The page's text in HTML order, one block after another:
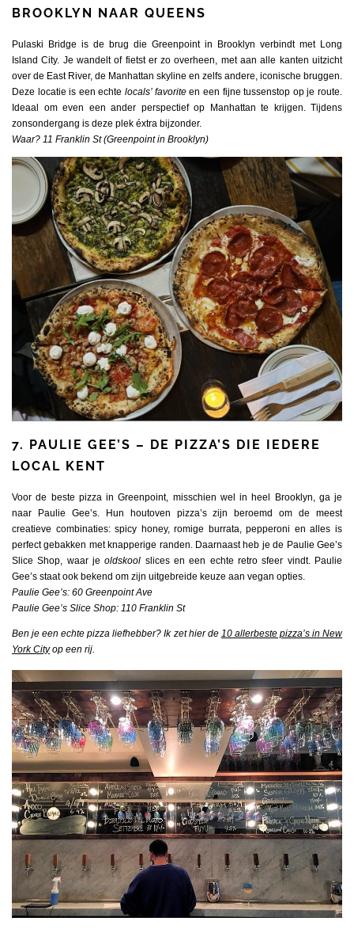
BROOKLYN NAAR QUEENS
Pulaski Bridge is de brug die Greenpoint in Brooklyn verbindt met Long
Island City. Je wandelt of fietst er zo overheen, met aan alle kanten uitzicht
over de East River, de Manhattan skyline en zelfs andere, iconische bruggen.
Deze locatie is een echtelocals’ favoriteen een fijne tussenstop op je route.
Ideaal om even een ander perspectief op Manhattan te krijgen. Tijdens
zonsondergang is deze plek éxtra bijzonder.
Waar? 11 Franklin St (Greenpoint in Brooklyn)
7. PAULIE GEE’S – DE PIZZA’S DIE IEDERE
LOCAL KENT
Voor de beste pizza in Greenpoint, misschien wel in heel Brooklyn, ga je
naar Paulie Gee’s. Hun houtoven pizza’s zijn beroemd om de meest
creatieve combinaties: spicy honey, romige burrata, pepperoni en alles is
perfect gebakken met knapperige randen. Daarnaast heb je de Paulie Gee’s
Slice Shop, waar jeoldskool slices en een echte retro sfeer vindt. Paulie
Gee’s staatook bekend om zijn uitgebreide keuze aan vegan opties.
Paulie Gee’s: 60 Greenpoint Ave
Paulie Gee’s Slice Shop: 110 Franklin St
Ben je een echte pizza liefhebber? Ik zet hier de 10 allerbeste pizza’s in New
York Cityop een rij.